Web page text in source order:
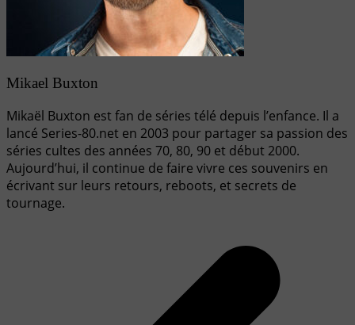
Mikael Buxton
Mikaël Buxton est fan de séries télé depuis l’enfance. Il a
lancé Series-80.net en 2003 pour partager sa passion des
séries cultes des années 70, 80, 90 et début 2000.
Aujourd’hui, il continue de faire vivre ces souvenirs en
écrivant sur leurs retours, reboots, et secrets de
tournage.